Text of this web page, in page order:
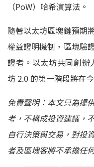
（PoW） 哈希演算法。
隨著以太坊區塊鏈預期
權益證明機制，區塊驗
證者。 以太坊共同創
坊 2.0 的第一階段將在
免責聲明：本文只為提
考，不構成投資建議，
自行決策與交易，對投
者及區塊客將不承擔任